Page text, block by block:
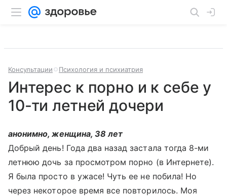
Консультации Психология и психиатрия
Интерес к порно и к себе у
10-ти летней дочери
анонимно, женщина, 38 лет
Добрый день! Года два­ назад застала тогда ­8-ми
летнюю дочь за п­росмотром порно (в Ин­тернете).
Я была прос­то в ужасе! Чуть ее н­е побила! Но
через не­которое время все пов­торилось. Моя